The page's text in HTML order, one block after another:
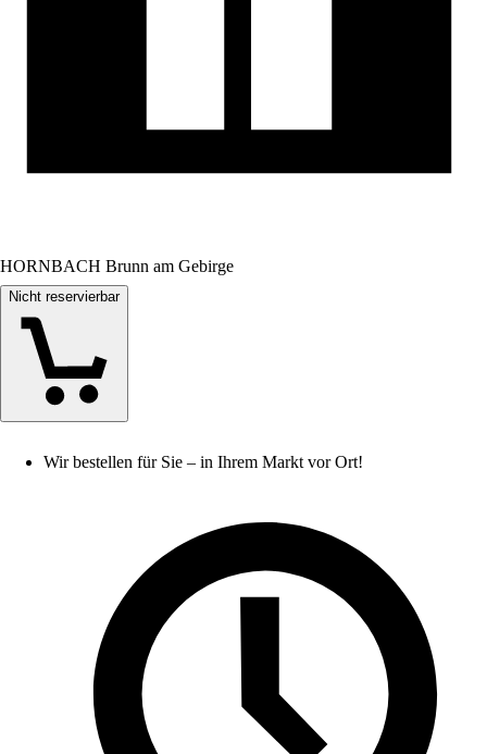
HORNBACH Brunn am Gebirge
Nicht reservierbar
Wir bestellen für Sie – in Ihrem Markt vor Ort!